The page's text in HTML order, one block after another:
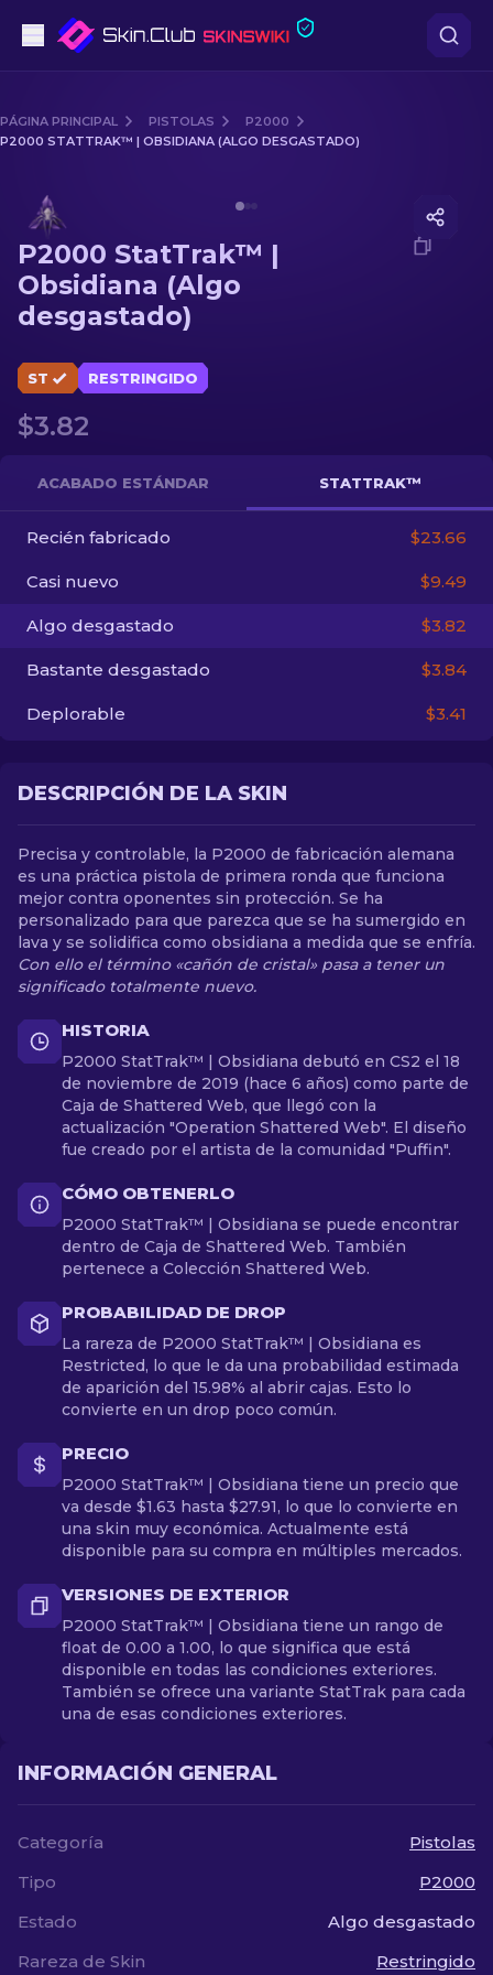
Gama media
Fusiles de Francotirador
Cuchillos
Guantes
Cajas
Otro
ES
PÁGINA PRINCIPAL PISTOLAS
P2000
P2000 STATTRAK™ | OBSIDIANA (ALGO DESGASTADO)
P2000 StatTrak™ |
Obsidiana (Algo
desgastado)
ST RESTRINGIDO
$3.82
ACABADO ESTÁNDAR STATTRAK™
Recién fabricado $23.66
Casi nuevo $9.49
Algo desgastado $3.82
Bastante desgastado $3.84
Deplorable $3.41
DESCRIPCIÓN DE LA SKIN
Precisa y controlable, la P2000 de fabricación alemana
es una práctica pistola de primera ronda que funciona
mejor contra oponentes sin protección. Se ha
personalizado para que parezca que se ha sumergido en
lava y se solidifica como obsidiana a medida que se enfría.
Con ello el término «cañón de cristal» pasa a tener un
significado totalmente nuevo.
HISTORIA
P2000 StatTrak™ | Obsidiana debutó en CS2 el 18
de noviembre de 2019 (hace 6 años) como parte de
Caja de Shattered Web, que llegó con la
actualización "Operation Shattered Web". El diseño
fue creado por el artista de la comunidad "Puffin".
CÓMO OBTENERLO
P2000 StatTrak™ | Obsidiana se puede encontrar
dentro de Caja de Shattered Web. También
pertenece a Colección Shattered Web.
PROBABILIDAD DE DROP
La rareza de P2000 StatTrak™ | Obsidiana es
Restricted, lo que le da una probabilidad estimada
de aparición del 15.98% al abrir cajas. Esto lo
convierte en un drop poco común.
PRECIO
P2000 StatTrak™ | Obsidiana tiene un precio que
va desde $1.63 hasta $27.91, lo que lo convierte en
una skin muy económica. Actualmente está
disponible para su compra en múltiples mercados.
VERSIONES DE EXTERIOR
P2000 StatTrak™ | Obsidiana tiene un rango de
float de 0.00 a 1.00, lo que significa que está
disponible en todas las condiciones exteriores.
También se ofrece una variante StatTrak para cada
una de esas condiciones exteriores.
INFORMACIÓN GENERAL
Categoría
Pistolas
Tipo
P2000
Estado
Algo desgastado
Rareza de Skin
Restringido